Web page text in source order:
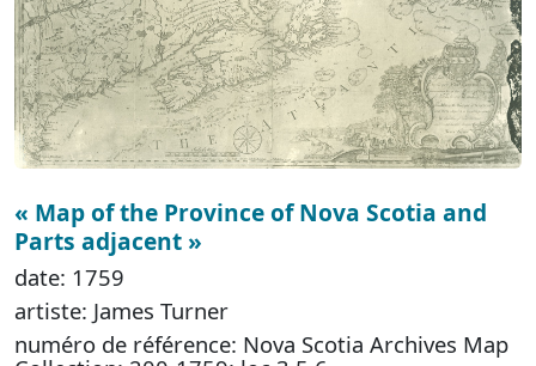
« Map of the Province of Nova Scotia and
Parts adjacent »
date: 1759
artiste: James Turner
numéro de référence: Nova Scotia Archives Map